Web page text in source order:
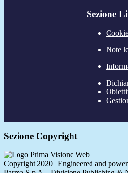
Sezione
Note
Sezione Copyright
Copyright 2020 | Engineered and